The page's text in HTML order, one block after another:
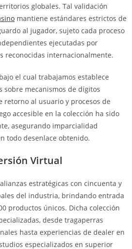
globales. Tal validación
mantiene estándares estrictos de
al jugador, sujeto cada proceso
ejecutadas por
reconocidas internacionalmente.
el cual trabajamos establece
sobre mecanismos de dígitos
retorno al usuario y procesos de
accesible en la colección ha sido
asegurando imparcialidad
todo desenlace obtenido.
Virtual
estratégicas con cincuenta y
del industria, brindando entrada
productos únicos. Dicha colección
desde tragaperras
hasta experiencias de dealer en
especializados en superior